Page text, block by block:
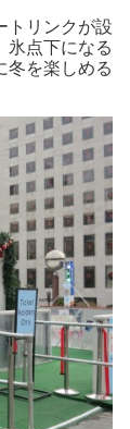
トリンクが設
氷点下になる
冬を楽しめる